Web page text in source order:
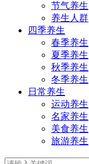
节气养生
养生人群
四季养生
春季养生
夏季养生
秋季养生
冬季养生
日常养生
运动养生
名家养生
美食养生
旅游养生